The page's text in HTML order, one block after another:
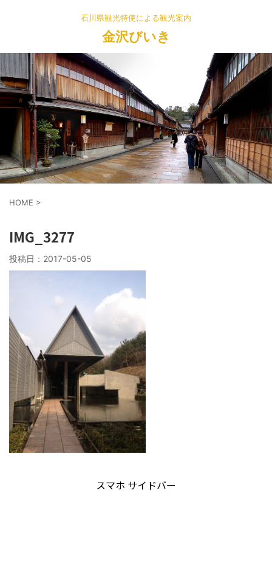
石川県観光特使による観光案内
金沢びいき
HOME >
IMG_3277
投稿日： 2017-05-05
スマホ サイドバー